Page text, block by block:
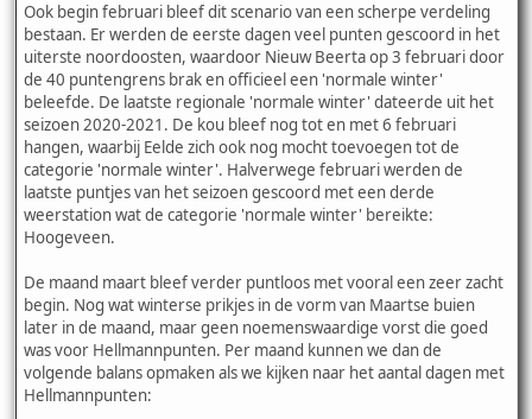
Ook begin februari bleef dit scenario van een scherpe verdeling
bestaan. Er werden de eerste dagen veel punten gescoord in het
uiterste noordoosten, waardoor Nieuw Beerta op 3 februari door
de 40 puntengrens brak en officieel een 'normale winter'
beleefde. De laatste regionale 'normale winter' dateerde uit het
seizoen 2020-2021. De kou bleef nog tot en met 6 februari
hangen, waarbij Eelde zich ook nog mocht toevoegen tot de
categorie 'normale winter'. Halverwege februari werden de
laatste puntjes van het seizoen gescoord met een derde
weerstation wat de categorie 'normale winter' bereikte:
Hoogeveen.
De maand maart bleef verder puntloos met vooral een zeer zacht
begin. Nog wat winterse prikjes in de vorm van Maartse buien
later in de maand, maar geen noemenswaardige vorst die goed
was voor Hellmannpunten. Per maand kunnen we dan de
volgende balans opmaken als we kijken naar het aantal dagen met
Hellmannpunten: